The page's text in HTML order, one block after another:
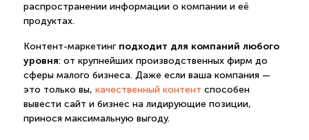
распространении информации о компании и её
продуктах.
Контент-маркетинг подходит для компаний любого
уровня: от крупнейших производственных фирм до
сферы малого бизнеса. Даже если ваша компания —
это только вы, качественный контент способен
вывести сайт и бизнес на лидирующие позиции,
принося максимальную выгоду.